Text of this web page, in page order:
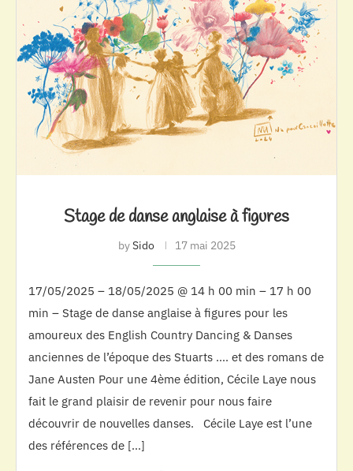
Stage de danse anglaise à figures
bySido 17 mai 2025
17/05/2025 – 18/05/2025 @ 14 h 00 min – 17 h 00
min – Stage de danse anglaise à figures pour les
amoureux des English Country Dancing & Danses
anciennes de l’époque des Stuarts …. et des romans de
Jane Austen Pour une 4ème édition, Cécile Laye nous
fait le grand plaisir de revenir pour nous faire
découvrir de nouvelles danses. Cécile Laye est l’une
des références de […]